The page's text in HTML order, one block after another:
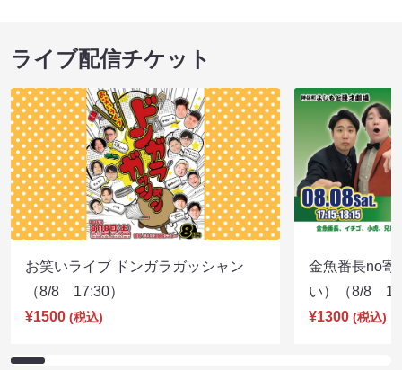
ライブ配信チケット
お笑いライブ ドンガラガッシャン
（8/8 17:30）
¥1500 (税込)
金魚番長no寄
い）（8/8
¥1300 (税込)